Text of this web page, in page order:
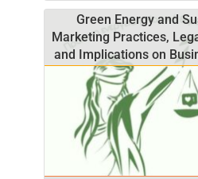
Green Energy and
Marketing Practices,
and Implications on